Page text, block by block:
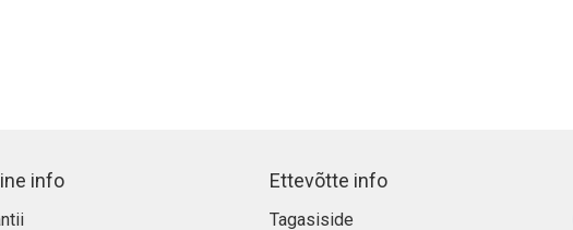
info Ettevõtte info
Tagasiside